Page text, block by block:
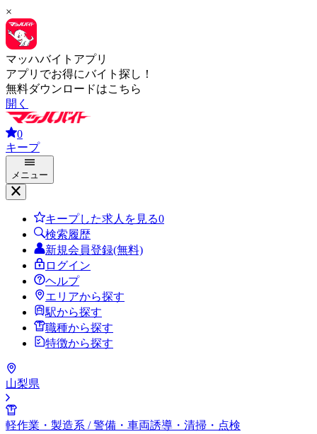
×
マッハバイトアプリ
アプリでお得にバイト探し！
無料ダウンロードはこちら
開く
0
キープ
メニュー
キープした求人を見る0
検索履歴
新規会員登録(無料)
ログイン
ヘルプ
エリアから探す
駅から探す
職種から探す
特徴から探す
山梨県
軽作業・製造系 / 警備・車両誘導・清掃・点検